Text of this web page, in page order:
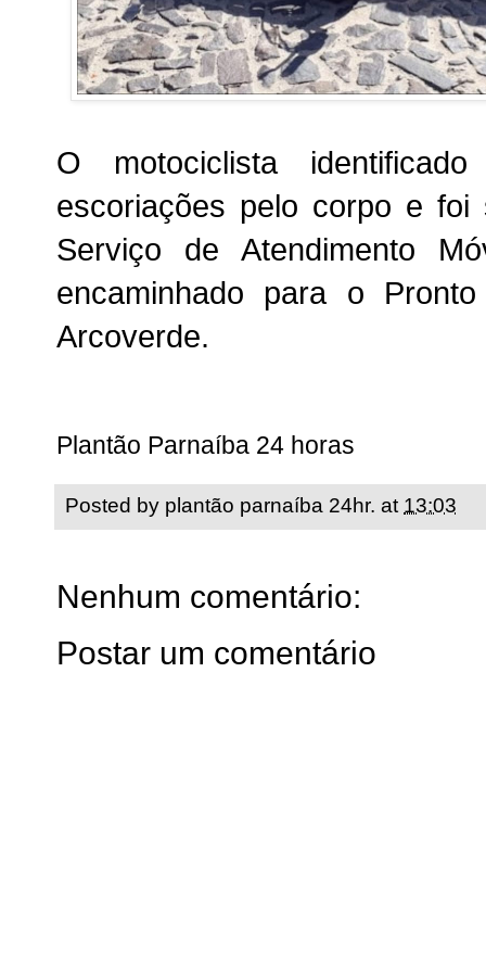
O motociclista
escoriações pelo corpo e
Serviço de Atendimento
encaminhado para o
Arcoverde.
Plantão Parnaíba 24 horas
Posted by plantão parnaíba 24hr. at 13:03
Nenhum comentário:
Postar um comentário